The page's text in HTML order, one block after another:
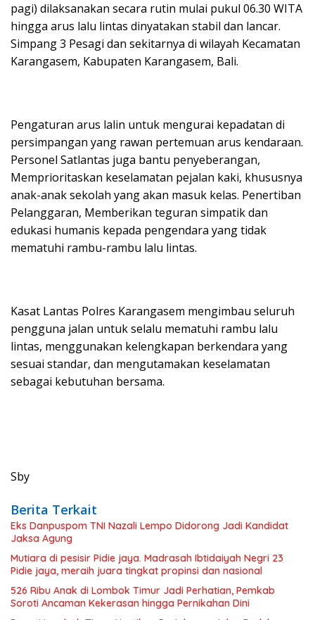
pagi) dilaksanakan secara rutin mulai pukul 06.30 WITA
hingga arus lalu lintas dinyatakan stabil dan lancar.
Simpang 3 Pesagi dan sekitarnya di wilayah Kecamatan
Karangasem, Kabupaten Karangasem, Bali.
Pengaturan arus lalin untuk mengurai kepadatan di
persimpangan yang rawan pertemuan arus kendaraan.
Personel Satlantas juga bantu penyeberangan,
Memprioritaskan keselamatan pejalan kaki, khususnya
anak-anak sekolah yang akan masuk kelas. Penertiban
Pelanggaran, Memberikan teguran simpatik dan
edukasi humanis kepada pengendara yang tidak
mematuhi rambu-rambu lalu lintas.
Kasat Lantas Polres Karangasem mengimbau seluruh
pengguna jalan untuk selalu mematuhi rambu lalu
lintas, menggunakan kelengkapan berkendara yang
sesuai standar, dan mengutamakan keselamatan
sebagai kebutuhan bersama.
Sby
Berita Terkait
Eks Danpuspom TNI Nazali Lempo Didorong Jadi Kandidat
Jaksa Agung
Mutiara di pesisir Pidie jaya. Madrasah Ibtidaiyah Negri 23
Pidie jaya, meraih juara tingkat propinsi dan nasional
526 Ribu Anak di Lombok Timur Jadi Perhatian, Pemkab
Soroti Ancaman Kekerasan hingga Pernikahan Dini